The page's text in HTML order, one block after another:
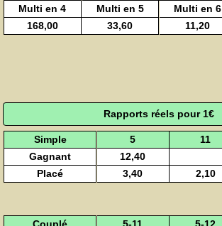
Multi en 4
Multi en 5 Multi en 6
168,00
33,60 11,20
Rapports réels pour 1€
Simple 5 11
Gagnant
12,40
Placé
3,40 2,10